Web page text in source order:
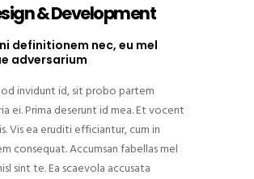
& Development
definitionem nec, eu mel
adversarium
invidunt id, sit probo partem
ei. Prima deserunt id mea. Et vocent
Vis ea eruditi efficiantur, cum in
consequat. Accumsan fabellas mel
sint te. Ea scaevola accusata